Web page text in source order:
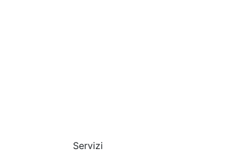
Servizi